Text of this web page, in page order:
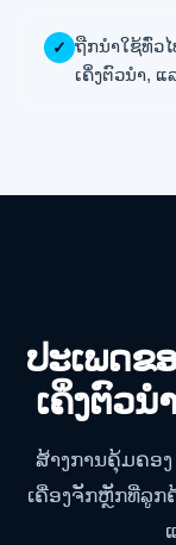
✓ ຖືກນໍາໃຊ້ທົ່ວໄ
ເຄິ່ງຕົວນໍາ,
ປະເພດຂ
ເຄິ່ງຕົວ
ສ້າງການຄຸ້ມຄອ
ເຄື່ອງຈັກຫຼັກທີ່ລູກ